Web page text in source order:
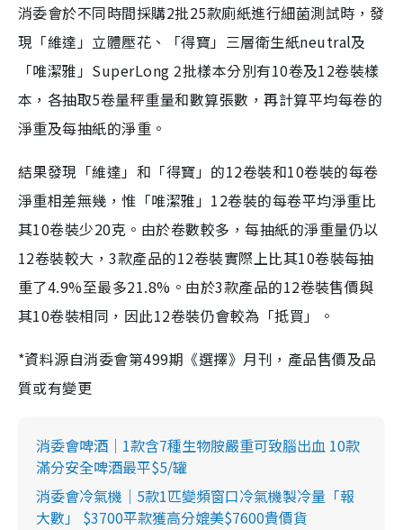
消委會於不同時間採購2批25款廁紙進行細菌測試時，發
現「維達」立體壓花、「得寶」三層衛生紙neutral及
「唯潔雅」SuperLong 2批樣本分別有10卷及12卷裝樣
本，各抽取5卷量秤重量和數算張數，再計算平均每卷的
淨重及每抽紙的淨重。
結果發現「維達」和「得寶」的12卷裝和10卷裝的每卷
淨重相差無幾，惟「唯潔雅」12卷裝的每卷平均淨重比
其10卷裝少20克。由於卷數較多，每抽紙的淨重量仍以
12卷裝較大，3款產品的12卷裝實際上比其10卷裝每抽
重了4.9%至最多21.8%。由於3款產品的12卷裝售價與
其10卷裝相同，因此12卷裝仍會較為「抵買」。
*資料源自消委會第499期《選擇》月刊，產品售價及品
質或有變更
消委會啤酒｜1款含7種生物胺嚴重可致腦出血 10款
滿分安全啤酒最平$5/罐
消委會冷氣機｜5款1匹變頻窗口冷氣機製冷量「報
大數」 $3700平款獲高分媲美$7600貴價貨